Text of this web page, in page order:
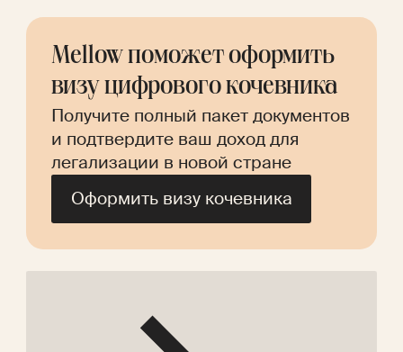
Mellow поможет оформить
визу цифрового кочевника
Получите полный пакет документов
и подтвердите ваш доход для
легализации в новой стране
Оформить визу кочевника